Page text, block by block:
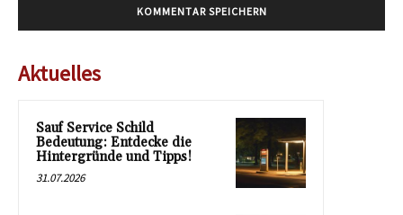
Aktuelles
Sauf Service Schild
Bedeutung: Entdecke die
Hintergründe und Tipps!
31.07.2026